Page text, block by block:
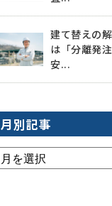
建て替えの
は「分離発
安...
月別記事